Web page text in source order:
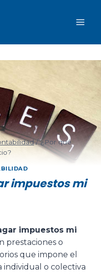
/ ¿Por qué
impuestos mi
impuestos mi
prestaciones o
que impone el
individual o colectiva